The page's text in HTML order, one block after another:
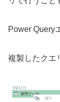
Power Query
複製したクエ